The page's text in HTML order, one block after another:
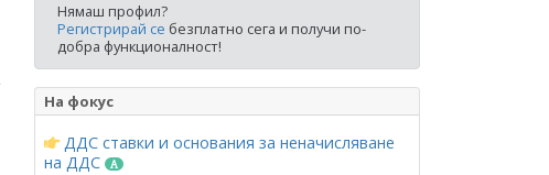
Нямаш профил?
Регистрирай се безплатно сега и получи по-
добра функционалност!
На фокус
ДДС ставки и основания за неначисляване
на ДДС